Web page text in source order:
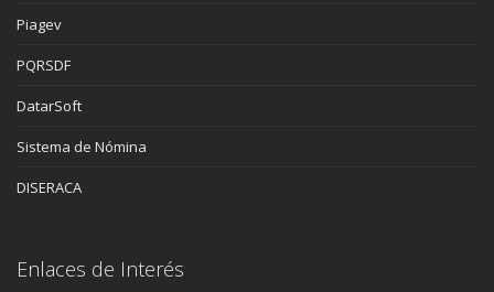
Piagev
PQRSDF
DatarSoft
Sistema de Nómina
DISERACA
Enlaces de Interés